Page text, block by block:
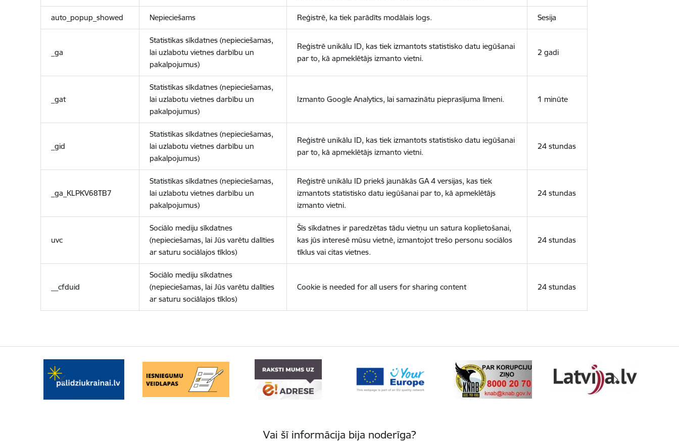
auto_popup_showed Nepieciešams Reģistrē, ka tiek parādīts modālais logs. Sesija
_ga
Statistikas sīkdatnes (nepieciešamas,
lai uzlabotu vietnes darbību un
pakalpojumus)
Reģistrē unikālu ID, kas tiek izmantots statistisko datu iegūšanai
par to, kā apmeklētājs izmanto vietni.
2 gadi
_gat
Statistikas sīkdatnes (nepieciešamas,
lai uzlabotu vietnes darbību un
pakalpojumus)
Izmanto Google Analytics, lai samazinātu pieprasījuma līmeni. 1 minūte
_gid
Statistikas sīkdatnes (nepieciešamas,
lai uzlabotu vietnes darbību un
pakalpojumus)
Reģistrē unikālu ID, kas tiek izmantots statistisko datu iegūšanai
par to, kā apmeklētājs izmanto vietni.
24 stundas
_ga_KLPKV68TB7
Statistikas sīkdatnes (nepieciešamas,
lai uzlabotu vietnes darbību un
pakalpojumus)
Reģistrē unikālu ID priekš jaunākās GA 4 versijas, kas tiek
izmantots statistisko datu iegūšanai par to, kā apmeklētājs
izmanto vietni.
24 stundas
uvc
Sociālo mediju sīkdatnes
(nepieciešamas, lai Jūs varētu dalīties
ar saturu sociālajos tīklos)
Šīs sīkdatnes ir paredzētas tādu vietņu un satura koplietošanai,
kas jūs interesē mūsu vietnē, izmantojot trešo personu sociālos
tīklus vai citas vietnes.
24 stundas
__cfduid
Sociālo mediju sīkdatnes
(nepieciešamas, lai Jūs varētu dalīties
ar saturu sociālajos tīklos)
Cookie is needed for all users for sharing content 24 stundas
Vai šī informācija bija noderīga?